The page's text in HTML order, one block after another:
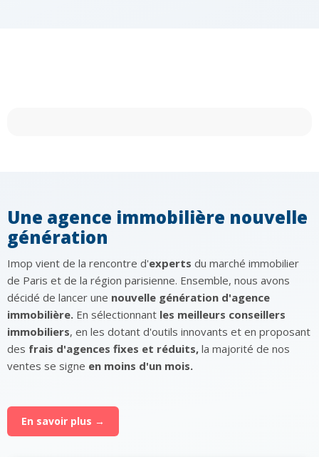
Une agence immobilière nouvelle
génération
Imop vient de la rencontre d'experts du marché immobilier
de Paris et de la région parisienne. Ensemble, nous avons
décidé de lancer une nouvelle génération d'agence
immobilière. En sélectionnant les meilleurs conseillers
immobiliers, en les dotant d'outils innovants et en proposant
des frais d'agences fixes et réduits, la majorité de nos
ventes se signe en moins d'un mois.
En savoir plus →